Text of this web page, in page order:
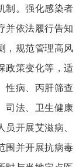
制。强化感染者
并依法履行告知
，规范管理高风
政策变化等，适
性病、丙肝筛查
司法、卫生健康
开展艾滋病、
围并开展抗病毒